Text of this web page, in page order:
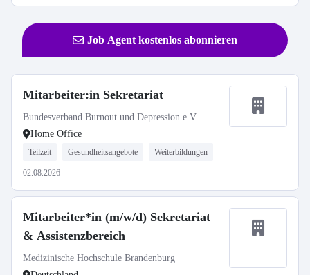
Job Agent kostenlos abonnieren
Mitarbeiter:in Sekretariat
Bundesverband Burnout und Depression e.V.
Home Office
Teilzeit Gesundheitsangebote Weiterbildungen
02.08.2026
Mitarbeiter*in (m/w/d) Sekretariat
& Assistenzbereich
Medizinische Hochschule Brandenburg